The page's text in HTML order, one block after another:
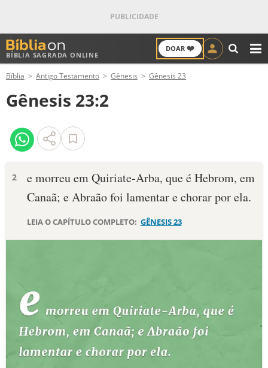
BÍBLIA SAGRADA ONLINE
DOAR ❤️
ANTIGO TESTAMENTO
NOVO TESTAMENTO
VERSÍCULOS
PALAVRA DO DIA
10 MANDAMENTOS
ESTUDOS BÍBLICOS
ESBOÇOS DE PREGAÇÃO
Bíblia Antigo Testamento Gênesis Gênesis 23
Gênesis 23:2
2
e morreu em Quiriate-Arba, que é He­brom, em
Canaã; e Abraão foi lamentar e chorar por ela.
LEIA O CAPÍTULO COMPLETO: GÊNESIS 23